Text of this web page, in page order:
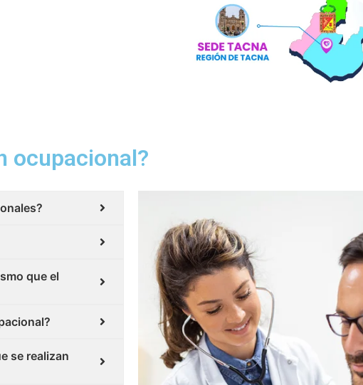
ocupacional?
que el
se realizan